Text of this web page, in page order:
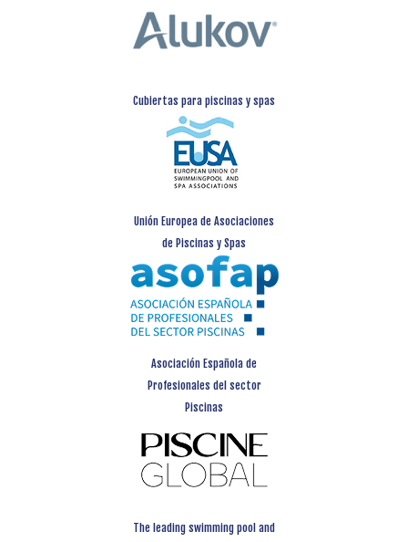
Cubiertas para piscinas y spas
Unión Europea de Asociaciones
de Piscinas y Spas
Asociación Española de
Profesionales del sector
Piscinas
The leading swimming pool and